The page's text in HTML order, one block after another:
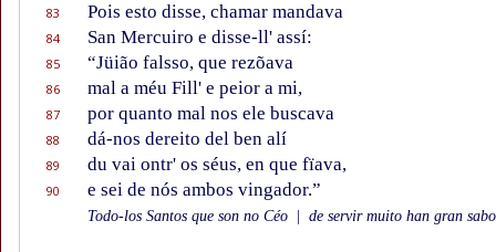
83 Pois esto disse, chamar mandava
84 San Mercuiro e disse-ll' assí:
85 “Jüião falsso, que rezõava
86 mal a méu Fill' e peior a mi,
87 por quanto mal nos ele buscava
88 dá-nos dereito del ben alí
89 du vai ontr' os séus, en que fïava,
90 e sei de nós ambos vingador.”
Todo-los Santos que son no Céo de servir muito han gran